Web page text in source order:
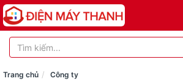
Trang chủ Công ty